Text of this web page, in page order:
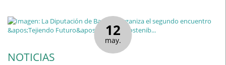
12
may.
NOTICIAS